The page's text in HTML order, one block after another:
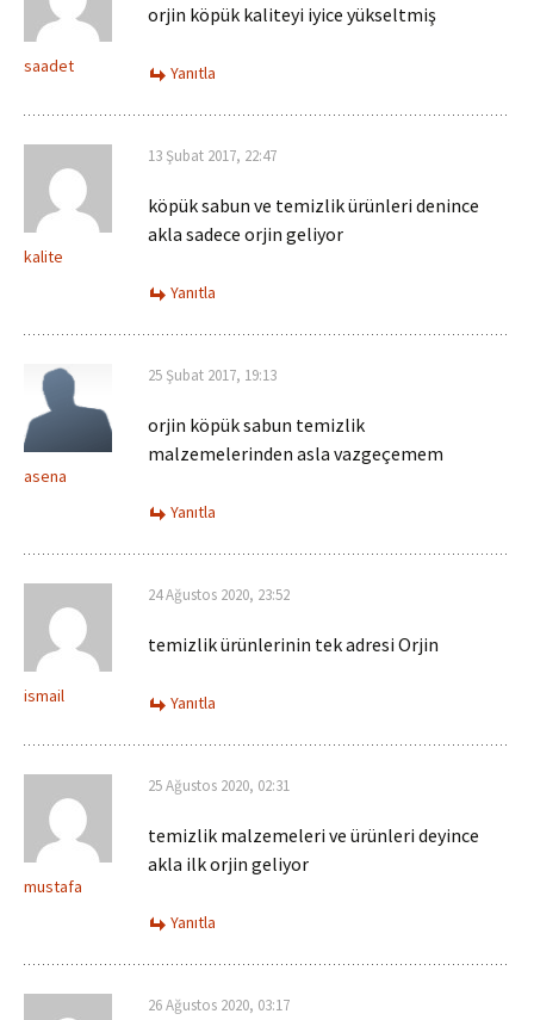
saadet
orjin köpük kaliteyi iyice yükseltmiş
Yanıtla
kalite
13 Şubat 2017, 22:47
köpük sabun ve temizlik ürünleri denince
akla sadece orjin geliyor
Yanıtla
asena
25 Şubat 2017, 19:13
orjin köpük sabun temizlik
malzemelerinden asla vazgeçemem
Yanıtla
ismail
24 Ağustos 2020, 23:52
temizlik ürünlerinin tek adresi Orjin
Yanıtla
mustafa
25 Ağustos 2020, 02:31
temizlik malzemeleri ve ürünleri deyince
akla ilk orjin geliyor
Yanıtla
26 Ağustos 2020, 03:17